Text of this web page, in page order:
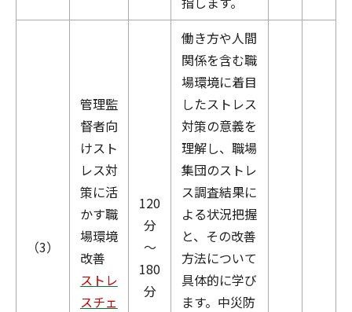
（3）
管理監
督者向
けスト
レス対
策に活
かす職
場環境
改善
ストレ
スチェ
120
分
～
180
分
働き方や人間
関係を含む職
場環境に着目
したストレス
対策の意義を
理解し、職場
集団のストレ
ス調査結果に
よる状況把握
と、その改善
方法について
具体的に学び
ます。中災防